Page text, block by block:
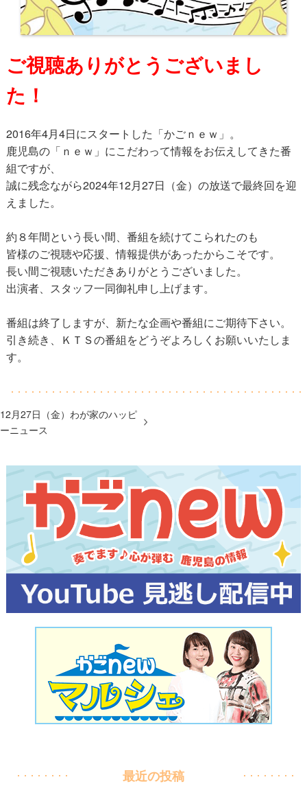
ご視聴ありがとうございまし
た！
2016年4月4日にスタートした「かごｎｅｗ」。
鹿児島の「ｎｅｗ」にこだわって情報をお伝えしてきた番
組ですが、
誠に残念ながら2024年12月27日（金）の放送で最終回を迎
えました。
約８年間という長い間、番組を続けてこられたのも
皆様のご視聴や応援、情報提供があったからこそです。
長い間ご視聴いただきありがとうございました。
出演者、スタッフ一同御礼申し上げます。
番組は終了しますが、新たな企画や番組にご期待下さい。
引き続き、ＫＴＳの番組をどうぞよろしくお願いいたしま
す。
12月27日（金）わが家のハッピ
ーニュース
最近の投稿